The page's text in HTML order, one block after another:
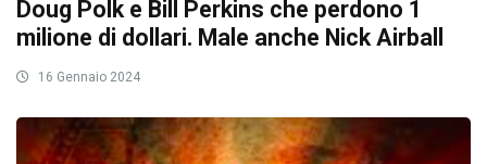
Doug Polk e Bill Perkins che perdono 1
milione di dollari. Male anche Nick Airball
16 Gennaio 2024